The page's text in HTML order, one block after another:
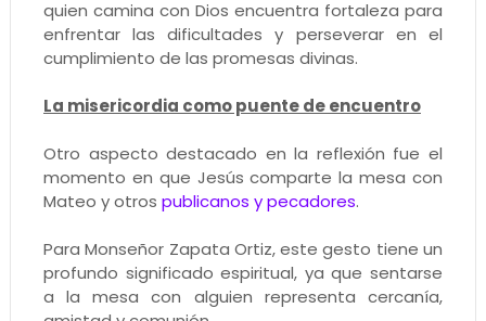
quien camina con Dios encuentra fortaleza para
enfrentar las dificultades y perseverar en el
cumplimiento de las promesas divinas.
La misericordia como puente de encuentro
Otro aspecto destacado en la reflexión fue el
momento en que Jesús comparte la mesa con
Mateo y otros publicanos y pecadores.
Para Monseñor Zapata Ortiz, este gesto tiene un
profundo significado espiritual, ya que sentarse
a la mesa con alguien representa cercanía,